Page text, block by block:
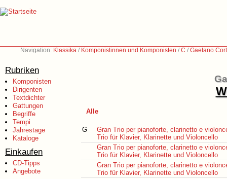
Navigation: Klassika / Komponistinnen und Komponisten /C /Gaetano
Rubriken
Komponisten
Dirigenten
Textdichter
Gattungen
Begriffe
Tempi
Jahrestage
Kataloge
Einkaufen
CD-Tipps
Angebote
Alle
G
Gran Trio per pianoforte, clarinetto e
Trio für Klavier, Klarinette und Violoncello
Gran Trio per pianoforte, clarinetto e
Trio für Klavier, Klarinette und Violoncello
Gran Trio per pianoforte, clarinetto e
Trio für Klavier, Klarinette und Violoncello